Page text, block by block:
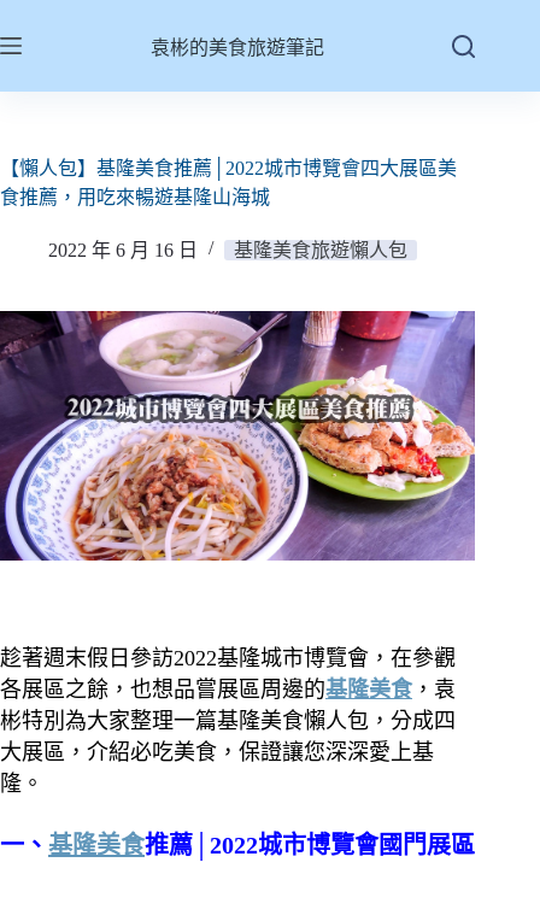
至
容
袁彬的美食旅遊筆記
【懶人包】基隆美食推薦│2022城市博覽會四大展區美
食推薦，用吃來暢遊基隆山海城
2022 年 6 月 16 日 基隆美食旅遊懶人包
趁著週末假日參訪2022基隆城市博覽會，在參觀
各展區之餘，也想品嘗展區周邊的基隆美食 ，袁
彬特別為大家整理一篇基隆美食懶人包，分成四
大展區，介紹必吃美食，保證讓您深深愛上基
隆。
一、 基隆美食推薦│2022城市博覽會國門展區